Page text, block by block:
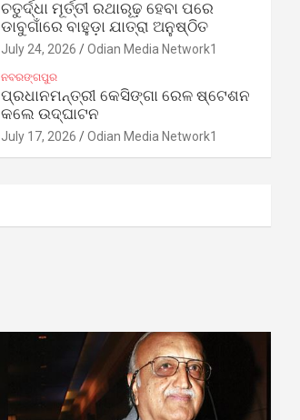
ଚତୁର୍ଦ୍ଧା ମୂର୍ତ୍ତୀ ରଥାରୂଢ଼ ହେବା ପରେ
ଡାବୁଗାଁରେ ବାହୁଡ଼ା ଯାତ୍ରା ଅନୁଷ୍ଠିତ
July 24, 2026 Odian Media Network1
ନବରଙ୍ଗପୁର
ପ୍ରଧାନମନ୍ତ୍ରୀ କେସିଙ୍ଗା ରେଳ ଷ୍ଟେଶନ
କଲେ ଉଦ୍‌ଘାଟନ
July 17, 2026 Odian Media Network1